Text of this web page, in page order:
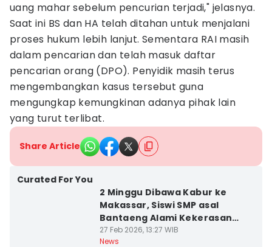
uang mahar sebelum pencurian terjadi," jelasnya.
Saat ini BS dan HA telah ditahan untuk menjalani
proses hukum lebih lanjut. Sementara RAI masih
dalam pencarian dan telah masuk daftar
pencarian orang (DPO). Penyidik masih terus
mengembangkan kasus tersebut guna
mengungkap kemungkinan adanya pihak lain
yang turut terlibat.
Share Article
Curated For You
2 Minggu Dibawa Kabur ke
Makassar, Siswi SMP asal
Bantaeng Alami Kekerasan
Seksual
27 Feb 2026, 13:27 WIB
News